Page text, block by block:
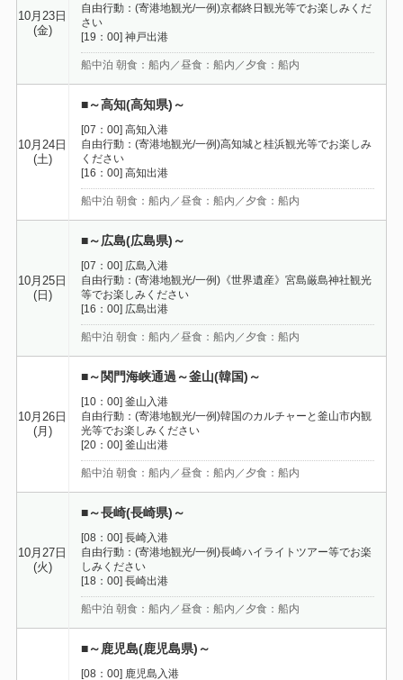
10月23日
(金)
自由行動：(寄港地観光/一例)京都終日観光等でお楽しみくだ
さい
[19：00] 神戸出港
船中泊 朝食：船内／昼食：船内／夕食：船内
10月24日
(土)
■～高知(高知県)～
[07：00] 高知入港
自由行動：(寄港地観光/一例)高知城と桂浜観光等でお楽しみ
ください
[16：00] 高知出港
船中泊 朝食：船内／昼食：船内／夕食：船内
10月25日
(日)
■～広島(広島県)～
[07：00] 広島入港
自由行動：(寄港地観光/一例)《世界遺産》宮島厳島神社観光
等でお楽しみください
[16：00] 広島出港
船中泊 朝食：船内／昼食：船内／夕食：船内
10月26日
(月)
■～関門海峡通過～釜山(韓国)～
[10：00] 釜山入港
自由行動：(寄港地観光/一例)韓国のカルチャーと釜山市内観
光等でお楽しみください
[20：00] 釜山出港
船中泊 朝食：船内／昼食：船内／夕食：船内
10月27日
(火)
■～長崎(長崎県)～
[08：00] 長崎入港
自由行動：(寄港地観光/一例)長崎ハイライトツアー等でお楽
しみください
[18：00] 長崎出港
船中泊 朝食：船内／昼食：船内／夕食：船内
■～鹿児島(鹿児島県)～
[08：00] 鹿児島入港